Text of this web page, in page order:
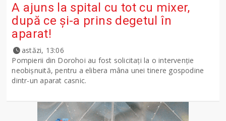
A ajuns la spital cu tot cu mixer,
după ce și-a prins degetul în
aparat!
astăzi, 13:06
Pompierii din Dorohoi au fost solicitați la o intervenție
neobișnuită, pentru a elibera mâna unei tinere gospodine
dintr-un aparat casnic.